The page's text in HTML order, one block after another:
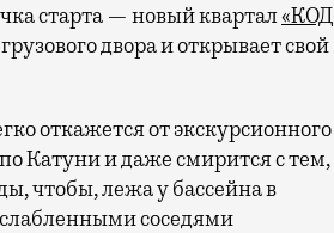
старта — новый квартал«КОД
двора и открывает свой
откажется от экскурсионного
Катуни и даже смирится с тем,
чтобы, лежа у бассейна в
соседями